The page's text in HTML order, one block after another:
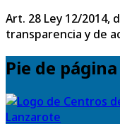
Art. 28 Ley 12/2014,
transparencia y de
Pie de página